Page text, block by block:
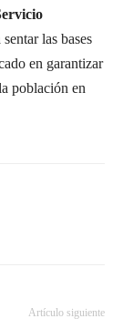
las bases
en garantizar
población en
Artículo siguiente